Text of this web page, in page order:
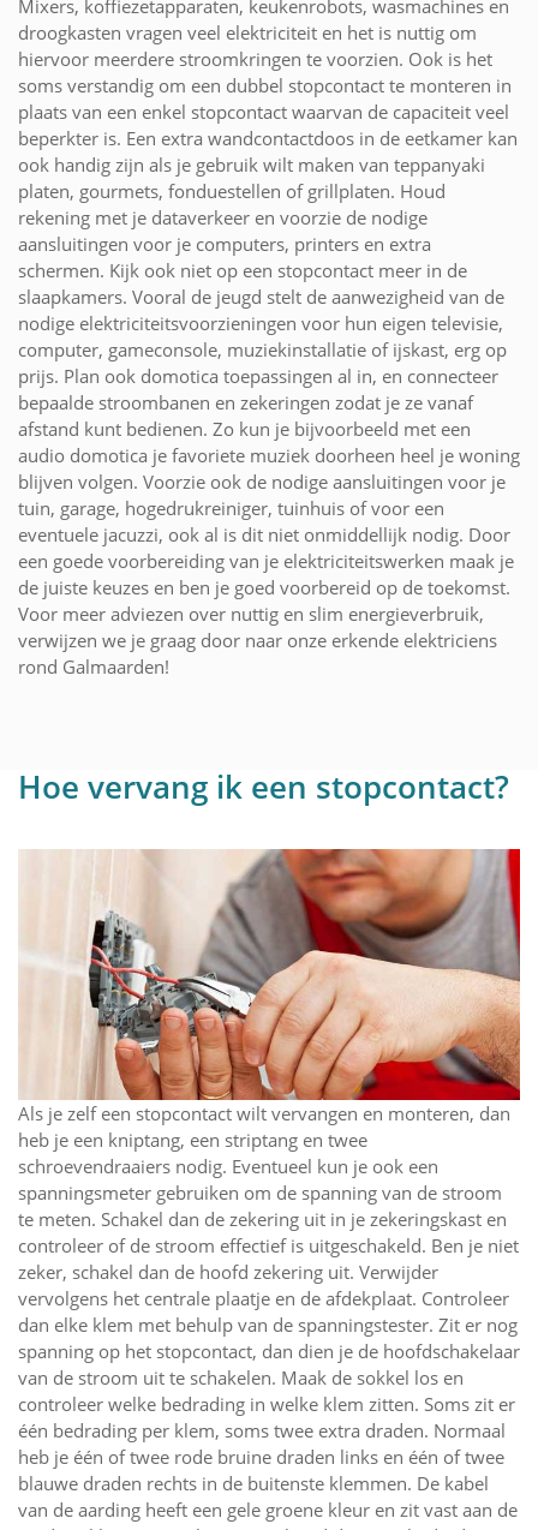
Mixers, koffiezetapparaten, keukenrobots, wasmachines en
droogkasten vragen veel elektriciteit en het is nuttig om
hiervoor meerdere stroomkringen te voorzien. Ook is het
soms verstandig om een dubbel stopcontact te monteren in
plaats van een enkel stopcontact waarvan de capaciteit veel
beperkter is. Een extra wandcontactdoos in de eetkamer kan
ook handig zijn als je gebruik wilt maken van teppanyaki
platen, gourmets, fonduestellen of grillplaten. Houd
rekening met je dataverkeer en voorzie de nodige
aansluitingen voor je computers, printers en extra
schermen. Kijk ook niet op een stopcontact meer in de
slaapkamers. Vooral de jeugd stelt de aanwezigheid van de
nodige elektriciteitsvoorzieningen voor hun eigen televisie,
computer, gameconsole, muziekinstallatie of ijskast, erg op
prijs. Plan ook domotica toepassingen al in, en connecteer
bepaalde stroombanen en zekeringen zodat je ze vanaf
afstand kunt bedienen. Zo kun je bijvoorbeeld met een
audio domotica je favoriete muziek doorheen heel je woning
blijven volgen. Voorzie ook de nodige aansluitingen voor je
tuin, garage, hogedrukreiniger, tuinhuis of voor een
eventuele jacuzzi, ook al is dit niet onmiddellijk nodig. Door
een goede voorbereiding van je elektriciteitswerken maak je
de juiste keuzes en ben je goed voorbereid op de toekomst.
Voor meer adviezen over nuttig en slim energieverbruik,
verwijzen we je graag door naar onze erkende elektriciens
rond Galmaarden!
Hoe vervang ik een stopcontact?
Als je zelf een stopcontact wilt vervangen en monteren, dan
heb je een kniptang, een striptang en twee
schroevendraaiers nodig. Eventueel kun je ook een
spanningsmeter gebruiken om de spanning van de stroom
te meten. Schakel dan de zekering uit in je zekeringskast en
controleer of de stroom effectief is uitgeschakeld. Ben je niet
zeker, schakel dan de hoofd zekering uit. Verwijder
vervolgens het centrale plaatje en de afdekplaat. Controleer
dan elke klem met behulp van de spanningstester. Zit er nog
spanning op het stopcontact, dan dien je de hoofdschakelaar
van de stroom uit te schakelen. Maak de sokkel los en
controleer welke bedrading in welke klem zitten. Soms zit er
één bedrading per klem, soms twee extra draden. Normaal
heb je één of twee rode bruine draden links en één of twee
blauwe draden rechts in de buitenste klemmen. De kabel
van de aarding heeft een gele groene kleur en zit vast aan de